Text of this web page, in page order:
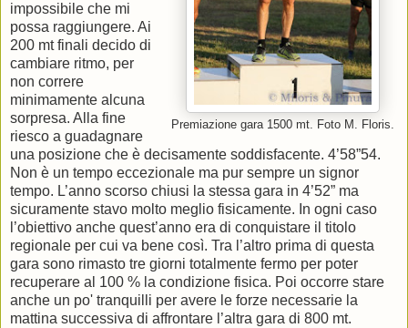
Premiazione gara 1500 mt. Foto M. Floris.
impossibile che mi
possa raggiungere. Ai
200 mt finali decido di
cambiare ritmo, per
non correre
minimamente alcuna
sorpresa. Alla fine
riesco a guadagnare
una posizione che è decisamente soddisfacente. 4’58”54.
Non è un tempo eccezionale ma pur sempre un signor
tempo. L’anno scorso chiusi la stessa gara in 4’52” ma
sicuramente stavo molto meglio fisicamente. In ogni caso
l’obiettivo anche quest’anno era di conquistare il titolo
regionale per cui va bene così. Tra l’altro prima di questa
gara sono rimasto tre giorni totalmente fermo per poter
recuperare al 100 % la condizione fisica. Poi occorre stare
anche un po' tranquilli per avere le forze necessarie la
mattina successiva di affrontare l’altra gara di 800 mt.